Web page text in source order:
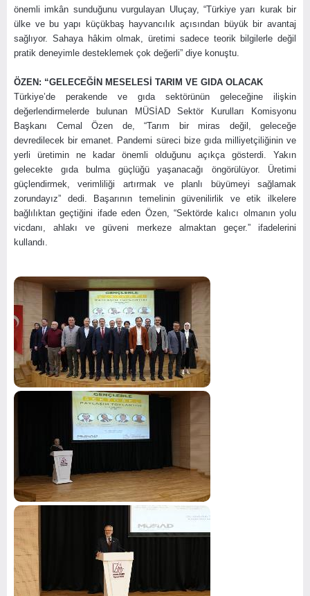
önemli imkân sunduğunu vurgulayan Uluçay, “Türkiye yarı kurak bir
ülke ve bu yapı küçükbaş hayvancılık açısından büyük bir avantaj
sağlıyor. Sahaya hâkim olmak, üretimi sadece teorik bilgilerle değil
pratik deneyimle desteklemek çok değerli” diye konuştu.
ÖZEN: “GELECEĞİN MESELESİ TARIM VE GIDA OLACAK
Türkiye’de perakende ve gıda sektörünün geleceğine ilişkin
değerlendirmelerde bulunan MÜSİAD Sektör Kurulları Komisyonu
Başkanı Cemal Özen de, “Tarım bir miras değil, geleceğe
devredilecek bir emanet. Pandemi süreci bize gıda milliyetçiliğinin ve
yerli üretimin ne kadar önemli olduğunu açıkça gösterdi. Yakın
gelecekte gıda bulma güçlüğü yaşanacağı öngörülüyor. Üretimi
güçlendirmek, verimliliği artırmak ve planlı büyümeyi sağlamak
zorundayız” dedi. Başarının temelinin güvenilirlik ve etik ilkelere
bağlılıktan geçtiğini ifade eden Özen, “Sektörde kalıcı olmanın yolu
vicdanı, ahlakı ve güveni merkeze almaktan geçer.” ifadelerini
kullandı.